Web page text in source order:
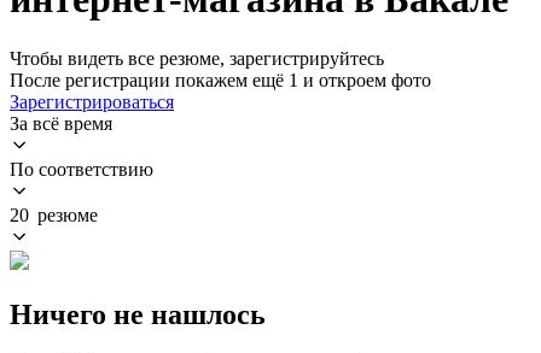
Чтобы видеть все резюме, зарегистрируйтесь
После регистрации покажем ещё 1 и откроем фото
Зарегистрироваться
За всё время
По соответствию
20 резюме
Ничего не нашлось